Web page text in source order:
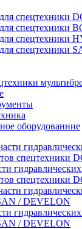
спецтехники
спецтехники
спецтехники
спецтехники
оборудованние
спецтехники
/ DEVELON